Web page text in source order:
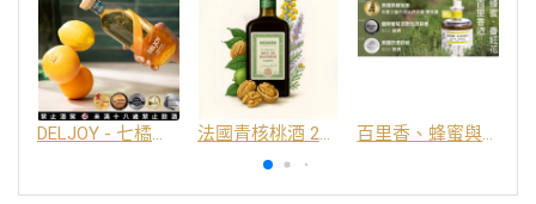
DELJOY - 七橘干邑利口酒 24% 法國青核桃酒 25% 百里香、蜂蜜與番紅花酒